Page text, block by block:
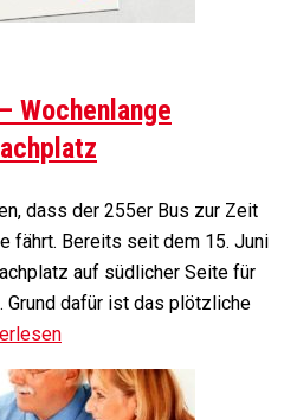
Wochenlange
dass der 255er Bus zur Zeit
fährt. Bereits seit dem 15. Juni
auf südlicher Seite für
Grund dafür ist das plötzliche